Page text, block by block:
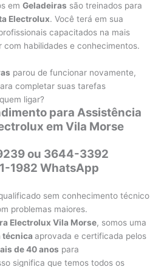
emGeladeiras são treinados para
Electrolux. Você terá em sua
capacitados na mais
habilidades e conhecimentos.
parou de funcionar novamente,
completar suas tarefas
ligar?
para Assistência
em Vila Morse
ou 3644-3392
1982 WhatsApp
sem conhecimento técnico
problemas maiores.
Electrolux Vila Morse, somos uma
técnicaaprovada e certificada pelos
de 40 anos para
significa que temos todos os